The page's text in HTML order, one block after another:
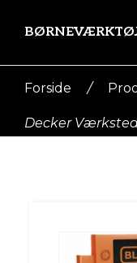
indhold
Forside /
Decker